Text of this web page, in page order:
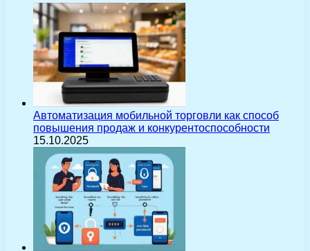
Автоматизация мобильной торговли как способ
повышения продаж и конкурентоспособности
15.10.2025